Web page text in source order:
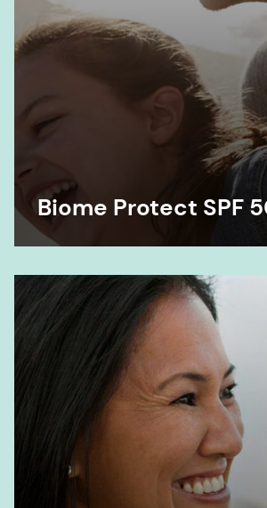
Biome Protect SPF